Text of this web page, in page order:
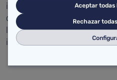
infección de VIH, informar
concienciar a la población
los falsos prejuicios en
infección.
Aceptar todas
Rechazar